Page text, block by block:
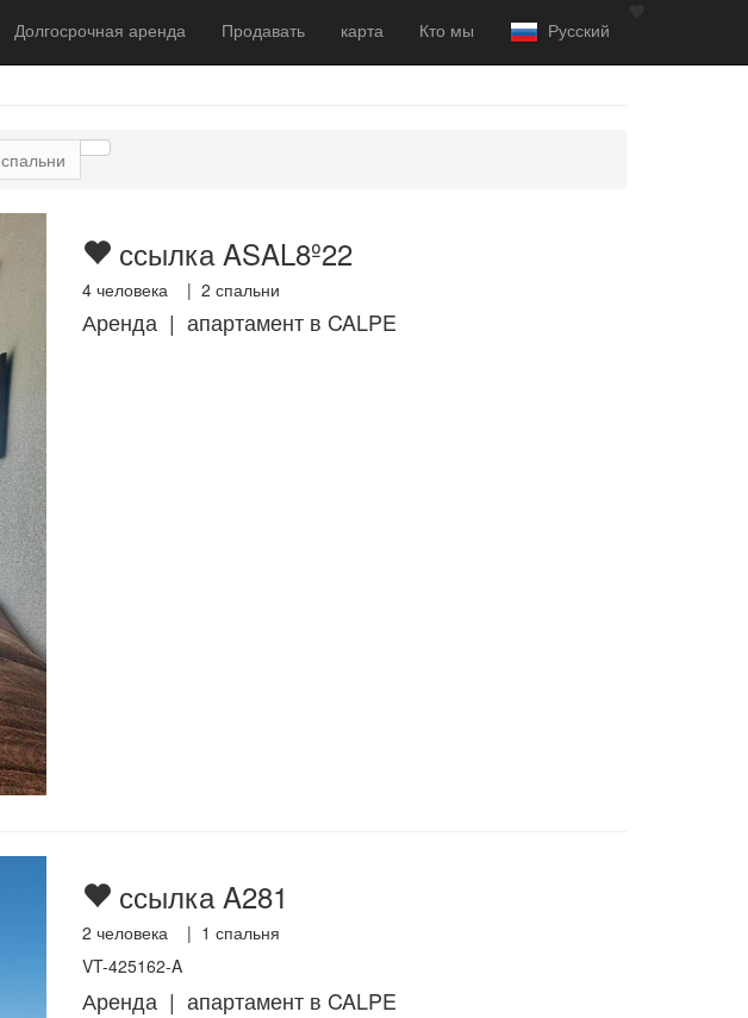
Долгосрочная аренда Продавать карта Кто мы Русский
спальни
ссылка ASAL8º22
4человека | 2 спальни
Аренда | апартамент в CALPE
ссылка A281
2 человека | 1 спальня
VT-425162-A
Аренда | апартамент в CALPE